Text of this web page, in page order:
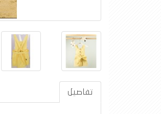
تفاصيل